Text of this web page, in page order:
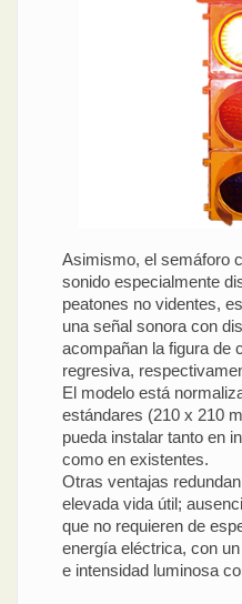
Asimismo, el semáforo
sonido especialmente
peatones no videntes,
una señal sonora con
acompañan la figura de
regresiva,
El modelo está
estándares (210 x 210
pueda instalar tanto en
como en existentes.
Otras ventajas
elevada vida útil;
que no requieren de
energía eléctrica, con
e intensidad luminosa